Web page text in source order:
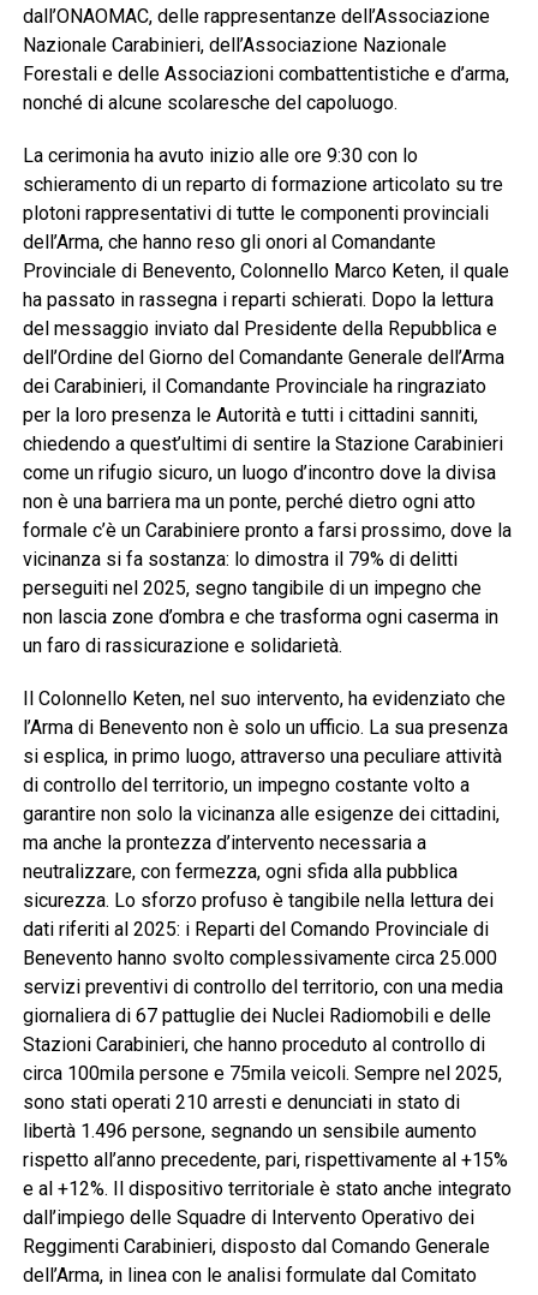
dall’ONAOMAC, delle rappresentanze dell’Associazione
Nazionale Carabinieri, dell’Associazione Nazionale
Forestali e delle Associazioni combattentistiche e d’arma,
nonché di alcune scolaresche del capoluogo.
La cerimonia ha avuto inizio alle ore 9:30 con lo
schieramento di un reparto di formazione articolato su tre
plotoni rappresentativi di tutte le componenti provinciali
dell’Arma, che hanno reso gli onori al Comandante
Provinciale di Benevento, Colonnello Marco Keten, il quale
ha passato in rassegna i reparti schierati. Dopo la lettura
del messaggio inviato dal Presidente della Repubblica e
dell’Ordine del Giorno del Comandante Generale dell’Arma
dei Carabinieri, il Comandante Provinciale ha ringraziato
per la loro presenza le Autorità e tutti i cittadini sanniti,
chiedendo a quest’ultimi di sentire la Stazione Carabinieri
come un rifugio sicuro, un luogo d’incontro dove la divisa
non è una barriera ma un ponte, perché dietro ogni atto
formale c’è un Carabiniere pronto a farsi prossimo, dove la
vicinanza si fa sostanza: lo dimostra il 79% di delitti
perseguiti nel 2025, segno tangibile di un impegno che
non lascia zone d’ombra e che trasforma ogni caserma in
un faro di rassicurazione e solidarietà.
Il Colonnello Keten, nel suo intervento, ha evidenziato che
l’Arma di Benevento non è solo un ufficio. La sua presenza
si esplica, in primo luogo, attraverso una peculiare attività
di controllo del territorio, un impegno costante volto a
garantire non solo la vicinanza alle esigenze dei cittadini,
ma anche la prontezza d’intervento necessaria a
neutralizzare, con fermezza, ogni sfida alla pubblica
sicurezza. Lo sforzo profuso è tangibile nella lettura dei
dati riferiti al 2025: i Reparti del Comando Provinciale di
Benevento hanno svolto complessivamente circa 25.000
servizi preventivi di controllo del territorio, con una media
giornaliera di 67 pattuglie dei Nuclei Radiomobili e delle
Stazioni Carabinieri, che hanno proceduto al controllo di
circa 100mila persone e 75mila veicoli. Sempre nel 2025,
sono stati operati 210 arresti e denunciati in stato di
libertà 1.496 persone, segnando un sensibile aumento
rispetto all’anno precedente, pari, rispettivamente al +15%
e al +12%. Il dispositivo territoriale è stato anche integrato
dall’impiego delle Squadre di Intervento Operativo dei
Reggimenti Carabinieri, disposto dal Comando Generale
dell’Arma, in linea con le analisi formulate dal Comitato